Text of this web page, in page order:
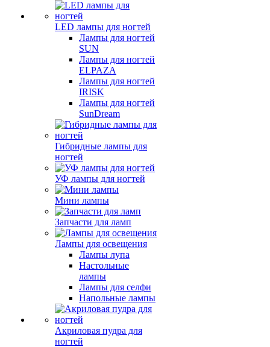
LED лампы для ногтей
Лампы для ногтей
SUN
Лампы для ногтей
ELPAZA
Лампы для ногтей
IRISK
Лампы для ногтей
SunDream
Гибридные лампы для
ногтей
УФ лампы для ногтей
Мини лампы
Запчасти для ламп
Лампы для освещения
Лампы лупа
Настольные
лампы
Лампы для селфи
Напольные лампы
Акриловая пудра для
ногтей